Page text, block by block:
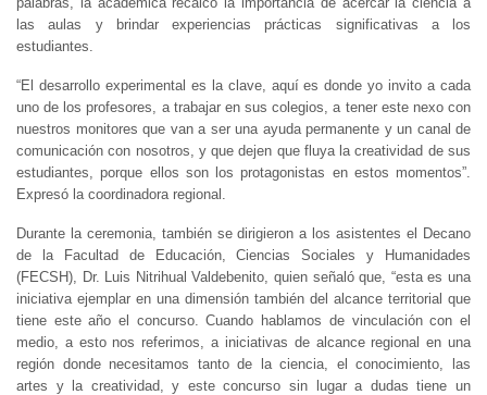
las aulas y brindar experiencias prácticas significativas a los
estudiantes.
“El desarrollo experimental es la clave, aquí es donde yo invito a cada
uno de los profesores, a trabajar en sus colegios, a tener este nexo con
nuestros monitores que van a ser una ayuda permanente y un canal de
comunicación con nosotros, y que dejen que fluya la creatividad de sus
estudiantes, porque ellos son los protagonistas en estos momentos”.
Expresó la coordinadora regional.
Durante la ceremonia, también se dirigieron a los asistentes el Decano
de la Facultad de Educación, Ciencias Sociales y Humanidades
(FECSH), Dr. Luis Nitrihual Valdebenito, quien señaló que, “esta es una
iniciativa ejemplar en una dimensión también del alcance territorial que
tiene este año el concurso. Cuando hablamos de vinculación con el
medio, a esto nos referimos, a iniciativas de alcance regional en una
región donde necesitamos tanto de la ciencia, el conocimiento, las
artes y la creatividad, y este concurso sin lugar a dudas tiene un